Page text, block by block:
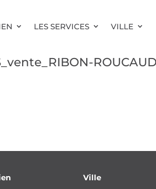
LES SERVICES VILLE
Ville